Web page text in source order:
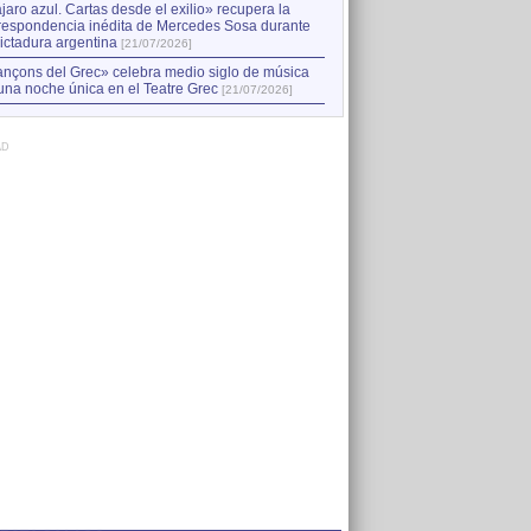
azul. Cartas desde el exilio» recupera la
inédita de Mercedes Sosa durante
argentina [21/07/2026]
del Grec» celebra medio siglo de música
noche única en el Teatre Grec [21/07/2026]